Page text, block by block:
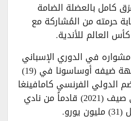
كامل بالعضلة الضامة
حرمته من المُشاركة مع
العالم للأندية.
في الدوري الإسباني
هذا الموسم بمواجهة ضيفه أوساسونا في (19)
الدولي الفرنسي كامافينغا
إلى ريال مدريد في صيف (2021) قادماً من نادي